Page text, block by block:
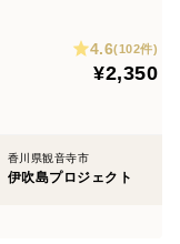
い
ジューシーな身、バ
で子供も大喜び♪揚
4.6(102件)
¥2,350
香川県観音寺市
伊吹島プロジェクト